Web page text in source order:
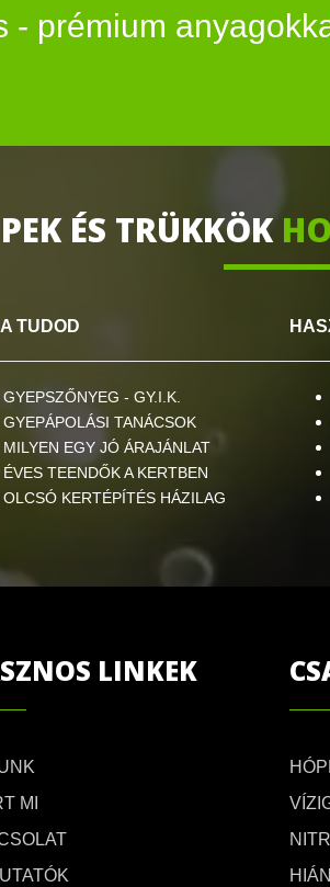
- prémium
ÉS TRÜKKÖK
TUDOD
GYEPSZŐNYEG - GY.I.K.
GYEPÁPOLÁSI TANÁCSOK
MILYEN EGY JÓ ÁRAJÁNLAT
ÉVES TEENDŐK A KERTBEN
OLCSÓ KERTÉPÍTÉS HÁZILAG
LINKEK
MI